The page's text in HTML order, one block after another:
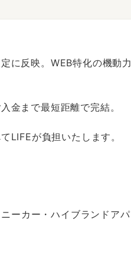
に反映。WEB特化の機動力
金まで最短距離で完結。
LIFEが負担いたします。
ーカー・ハイブランドアパ